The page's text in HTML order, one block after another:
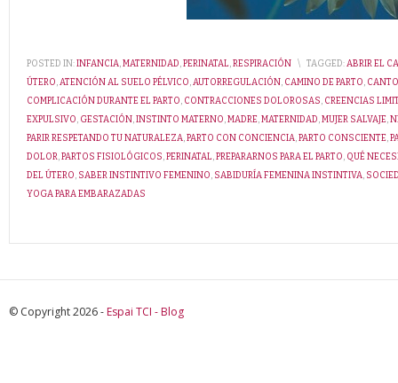
POSTED IN:INFANCIA,MATERNIDAD,PERINATAL,RESPIRACIÓN \ TAGGED:ABRIR EL
ÚTERO,ATENCIÓN AL SUELO PÉLVICO,AUTORREGULACIÓN, CAMINO DE PARTO,
COMPLICACIÓN DURANTE EL PARTO, CONTRACCIONES DOLOROSAS, CREENCIAS
EXPULSIVO, GESTACIÓN,INSTINTO MATERNO,MADRE,MATERNIDAD,MUJER SALVAJE,
PARIR RESPETANDO TU NATURALEZA,PARTO CON CONCIENCIA,PARTO CONSCIENTE,
DOLOR,PARTOS FISIOLÓGICOS,PERINATAL,PREPARARNOS PARA EL PARTO, QUÉ
DEL ÚTERO, SABER INSTINTIVO FEMENINO, SABIDURÍA FEMENINA INSTINTIVA,
YOGA PARA EMBARAZADAS
© Copyright 2026 - Espai TCI - Blog